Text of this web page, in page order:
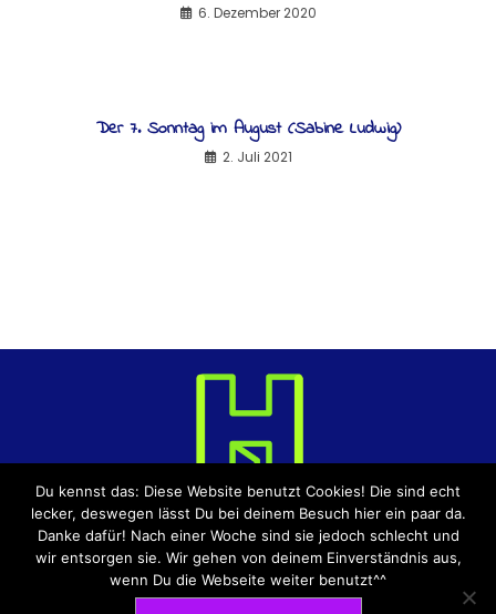
6. Dezember 2020
Der 7. Sonntag im August (Sabine Ludwig)
2. Juli 2021
DATENSCHUTZERKLÄRUNG
IMPRESSUM
ÜBER UNS
Du kennst das: Diese Website benutzt Cookies! Die sind echt
lecker, deswegen lässt Du bei deinem Besuch hier ein paar da.
Danke dafür! Nach einer Woche sind sie jedoch schlecht und
wir entsorgen sie. Wir gehen von deinem Einverständnis aus,
wenn Du die Webseite weiter benutzt^^